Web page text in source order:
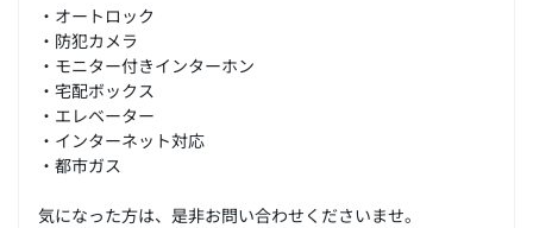
・オートロック
・防犯カメラ
・モニター付きインターホン
・宅配ボックス
・エレベーター
・インターネット対応
・都市ガス
気になった方は、是非お問い合わせくださいませ。